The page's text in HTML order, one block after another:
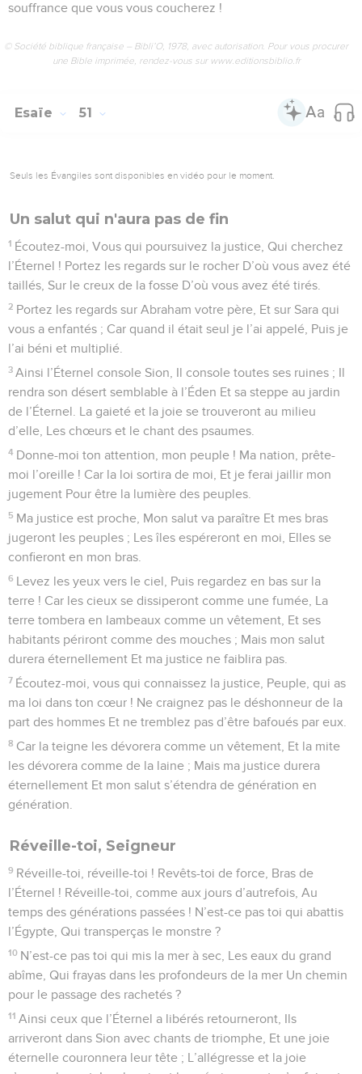
souffrance que vous vous coucherez !
© Société biblique française – Bibli’O, 1978, avec autorisation. Pour vous procurer
une Bible imprimée, rendez-vous sur www.editionsbiblio.fr
Esaïe 51
Seuls les Évangiles sont disponibles en vidéo pour le moment.
Un salut qui n'aura pas de fin
1 Écoutez-moi, Vous qui poursuivez la justice, Qui cherchez
l’Éternel ! Portez les regards sur le rocher D’où vous avez été
taillés, Sur le creux de la fosse D’où vous avez été tirés.
2 Portez les regards sur Abraham votre père, Et sur Sara qui
vous a enfantés ; Car quand il était seul je l’ai appelé, Puis je
l’ai béni et multiplié.
3 Ainsi l’Éternel console Sion, Il console toutes ses ruines ; Il
rendra son désert semblable à l’Éden Et sa steppe au jardin
de l’Éternel. La gaieté et la joie se trouveront au milieu
d’elle, Les chœurs et le chant des psaumes.
4 Donne-moi ton attention, mon peuple ! Ma nation, prête-
moi l’oreille ! Car la loi sortira de moi, Et je ferai jaillir mon
jugement Pour être la lumière des peuples.
5 Ma justice est proche, Mon salut va paraître Et mes bras
jugeront les peuples ; Les îles espéreront en moi, Elles se
confieront en mon bras.
6 Levez les yeux vers le ciel, Puis regardez en bas sur la
terre ! Car les cieux se dissiperont comme une fumée, La
terre tombera en lambeaux comme un vêtement, Et ses
habitants périront comme des mouches ; Mais mon salut
durera éternellement Et ma justice ne faiblira pas.
7 Écoutez-moi, vous qui connaissez la justice, Peuple, qui as
ma loi dans ton cœur ! Ne craignez pas le déshonneur de la
part des hommes Et ne tremblez pas d’être bafoués par eux.
8 Car la teigne les dévorera comme un vêtement, Et la mite
les dévorera comme de la laine ; Mais ma justice durera
éternellement Et mon salut s’étendra de génération en
génération.
Réveille-toi, Seigneur
9 Réveille-toi, réveille-toi ! Revêts-toi de force, Bras de
l’Éternel ! Réveille-toi, comme aux jours d’autrefois, Au
temps des générations passées ! N’est-ce pas toi qui abattis
l’Égypte, Qui transperças le monstre ?
10 N’est-ce pas toi qui mis la mer à sec, Les eaux du grand
abîme, Qui frayas dans les profondeurs de la mer Un chemin
pour le passage des rachetés ?
11 Ainsi ceux que l’Éternel a libérés retourneront, Ils
arriveront dans Sion avec chants de triomphe, Et une joie
éternelle couronnera leur tête ; L’allégresse et la joie